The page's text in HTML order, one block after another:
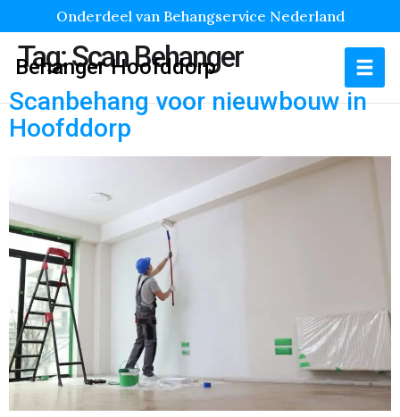
Onderdeel van Behangservice Nederland
Behanger Hoofddorp
Tag:Scan Behanger
Scanbehang voor nieuwbouw in
Hoofddorp